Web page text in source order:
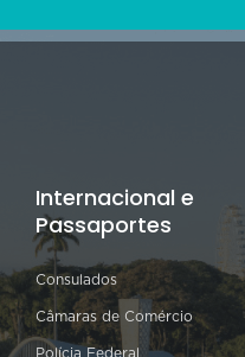
Internacional e
Passaportes
Consulados
Câmaras de Comércio
Polícia Federal